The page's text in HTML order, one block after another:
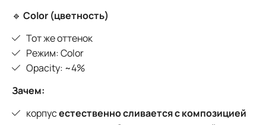
🔹 Color (цветность)
Тот же оттенок
Режим: Color
Opacity: ~4%
Зачем:
корпусестественно сливается с композицией